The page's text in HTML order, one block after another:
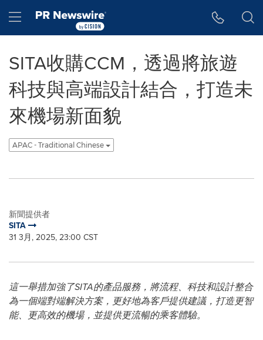
Hamburger menu
SITA收購CCM，透過將旅遊
科技與高端設計結合，打造未
來機場新面貌
APAC - Traditional Chinese
新聞提供者
SITA
31 3月, 2025, 23:00 CST
這一舉措加強了SITA的產品服務，將流程、科技和設計整合
為一個端對端解決方案，更好地為客戶提供建議，打造更智
能、更高效的機場，並提供更流暢的乘客體驗。